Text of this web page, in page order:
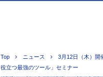
Top ニュース
3月12日（木）開
役立つ最強のツール」セミナー